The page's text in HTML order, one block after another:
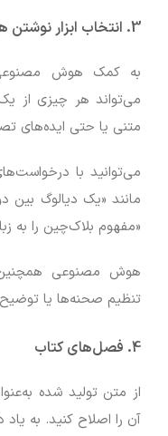
3. انتخاب ابزار نوشتن هوش مصنوعی و جزئیات کتاب
به کمک هوش مصنوعی
می‌تواند هر چیزی از
متنی یا حتی ایده‌های
می‌توانید با
مانند «یک دیالوگ بین
«مفهوم بلاک‌چین را به
هوش مصنوعی
تنظیم صحنه‌ها یا
4. فصل‌های کتاب
از متن تولید شده
آن را اصلاح کنید. به